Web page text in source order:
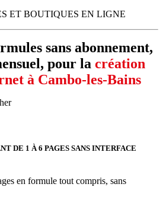
ET BOUTIQUES EN LIGNE
sans abonnement,
pour la création
à Cambo-les-Bains
DE 1 À 6 PAGES SANS INTERFACE
en formule tout compris, sans